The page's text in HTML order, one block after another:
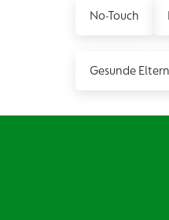
No-Touch
Gesunde Eltern